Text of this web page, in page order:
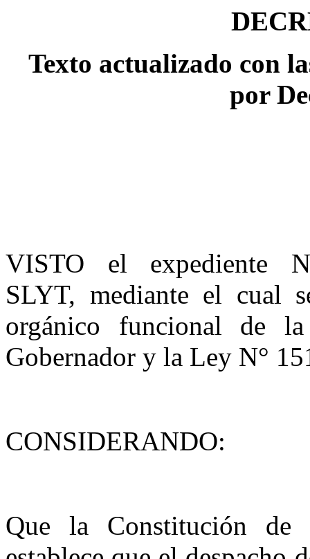
Texto actualizado con
por
VISTO el expediente
SLYT, mediante el cual
orgánico funcional de
Gobernador y la Ley N°
CONSIDERANDO:
Que la Constitución de